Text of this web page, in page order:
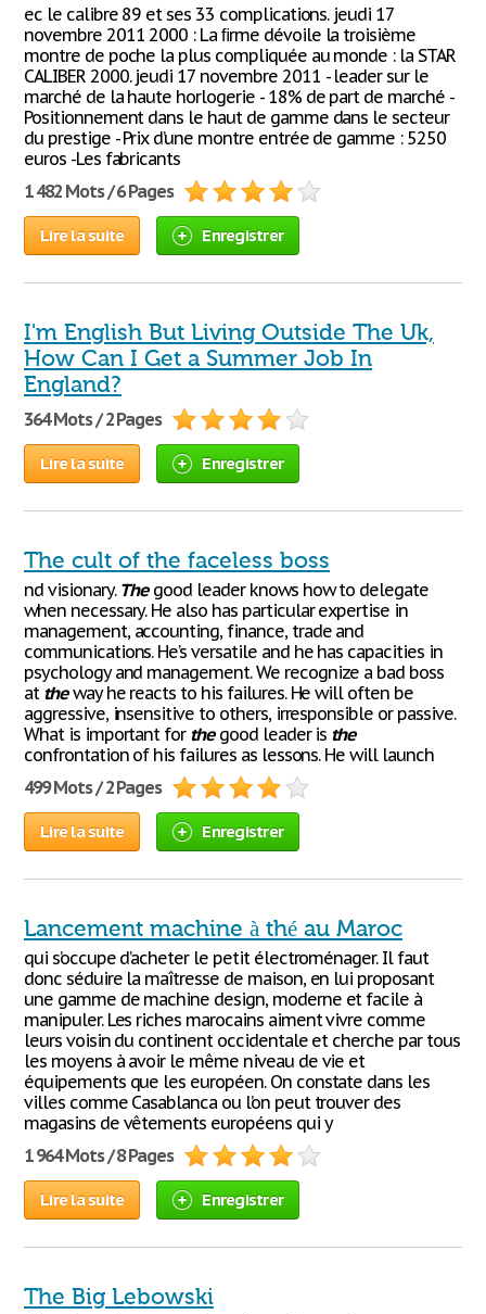
ec le calibre 89 et ses 33 complications. jeudi 17
novembre 2011 2000 : La ﬁrme dévoile la troisième
montre de poche la plus compliquée au monde : la STAR
CALIBER 2000. jeudi 17 novembre 2011 - leader sur le
marché de la haute horlogerie - 18% de part de marché -
Positionnement dans le haut de gamme dans le secteur
du prestige - Prix d’une montre entrée de gamme : 5250
euros -Les fabricants
1 482 Mots / 6 Pages
Lire la suite Enregistrer
I'm English But Living Outside The Uk,
How Can I Get a Summer Job In
England?
364 Mots / 2 Pages
Lire la suite Enregistrer
The cult of the faceless boss
nd visionary. Thegood leader knows how to delegate
when necessary. He also has particular expertise in
management, accounting, finance, trade and
communications. He’s versatile and he has capacities in
psychology and management. We recognize a bad boss
at theway he reacts to his failures. He will often be
aggressive, insensitive to others, irresponsible or passive.
What is important for thegood leader is the
confrontation of his failures as lessons. He will launch
499 Mots / 2 Pages
Lire la suite Enregistrer
Lancement machine à thé au Maroc
qui s’occupe d’acheter le petit électroménager. Il faut
donc séduire la maîtresse de maison, en lui proposant
une gamme de machine design, moderne et facile à
manipuler. Les riches marocains aiment vivre comme
leurs voisin du continent occidentale et cherche par tous
les moyens à avoir le même niveau de vie et
équipements que les européen. On constate dans les
villes comme Casablanca ou l’on peut trouver des
magasins de vêtements européens qui y
1 964 Mots / 8 Pages
Lire la suite Enregistrer
The Big Lebowski